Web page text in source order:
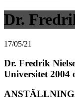
Dr.
17/05/21
Dr. Fredrik
Universitet 2004